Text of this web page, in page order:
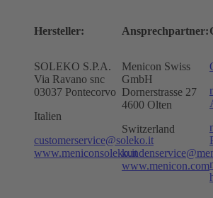
Hersteller:
SOLEKO S.P.A.
Via Ravano snc
03037 Pontecorvo
Italien
customerservice@soleko.it
www.meniconsoleko.it
Ansprechpartner:
Menicon Swiss
GmbH
Dornerstrasse 27
4600 Olten
Switzerland
www.menicon.com